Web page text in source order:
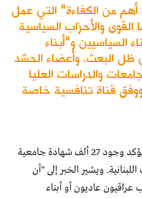
من الكفاءة" التي عمل
القوى والأحزاب السياسية
السياسيين و"أبناء
ظل البعث، وأعضاء الحشد
والدراسات العليا
قناة تنافسية خاصة
في أواخر العام 2021، انتشر خبر يؤكد وجود 27 ألف شهادة جامعية
ويشير الخبر إلى "أن
عاديون أو أبناء